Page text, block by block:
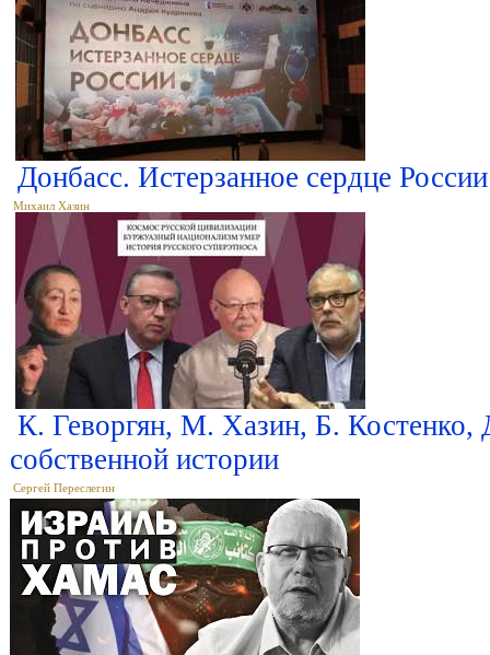
Донбасс. Истерзанное сердце России
Михаил Хазин
К. Геворгян, М. Хазин, Б. Костенко,
собственной истории
Сергей Переслегин